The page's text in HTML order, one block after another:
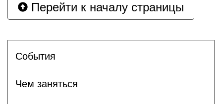
Перейти к началу страницы
Cобытия
Чем заняться